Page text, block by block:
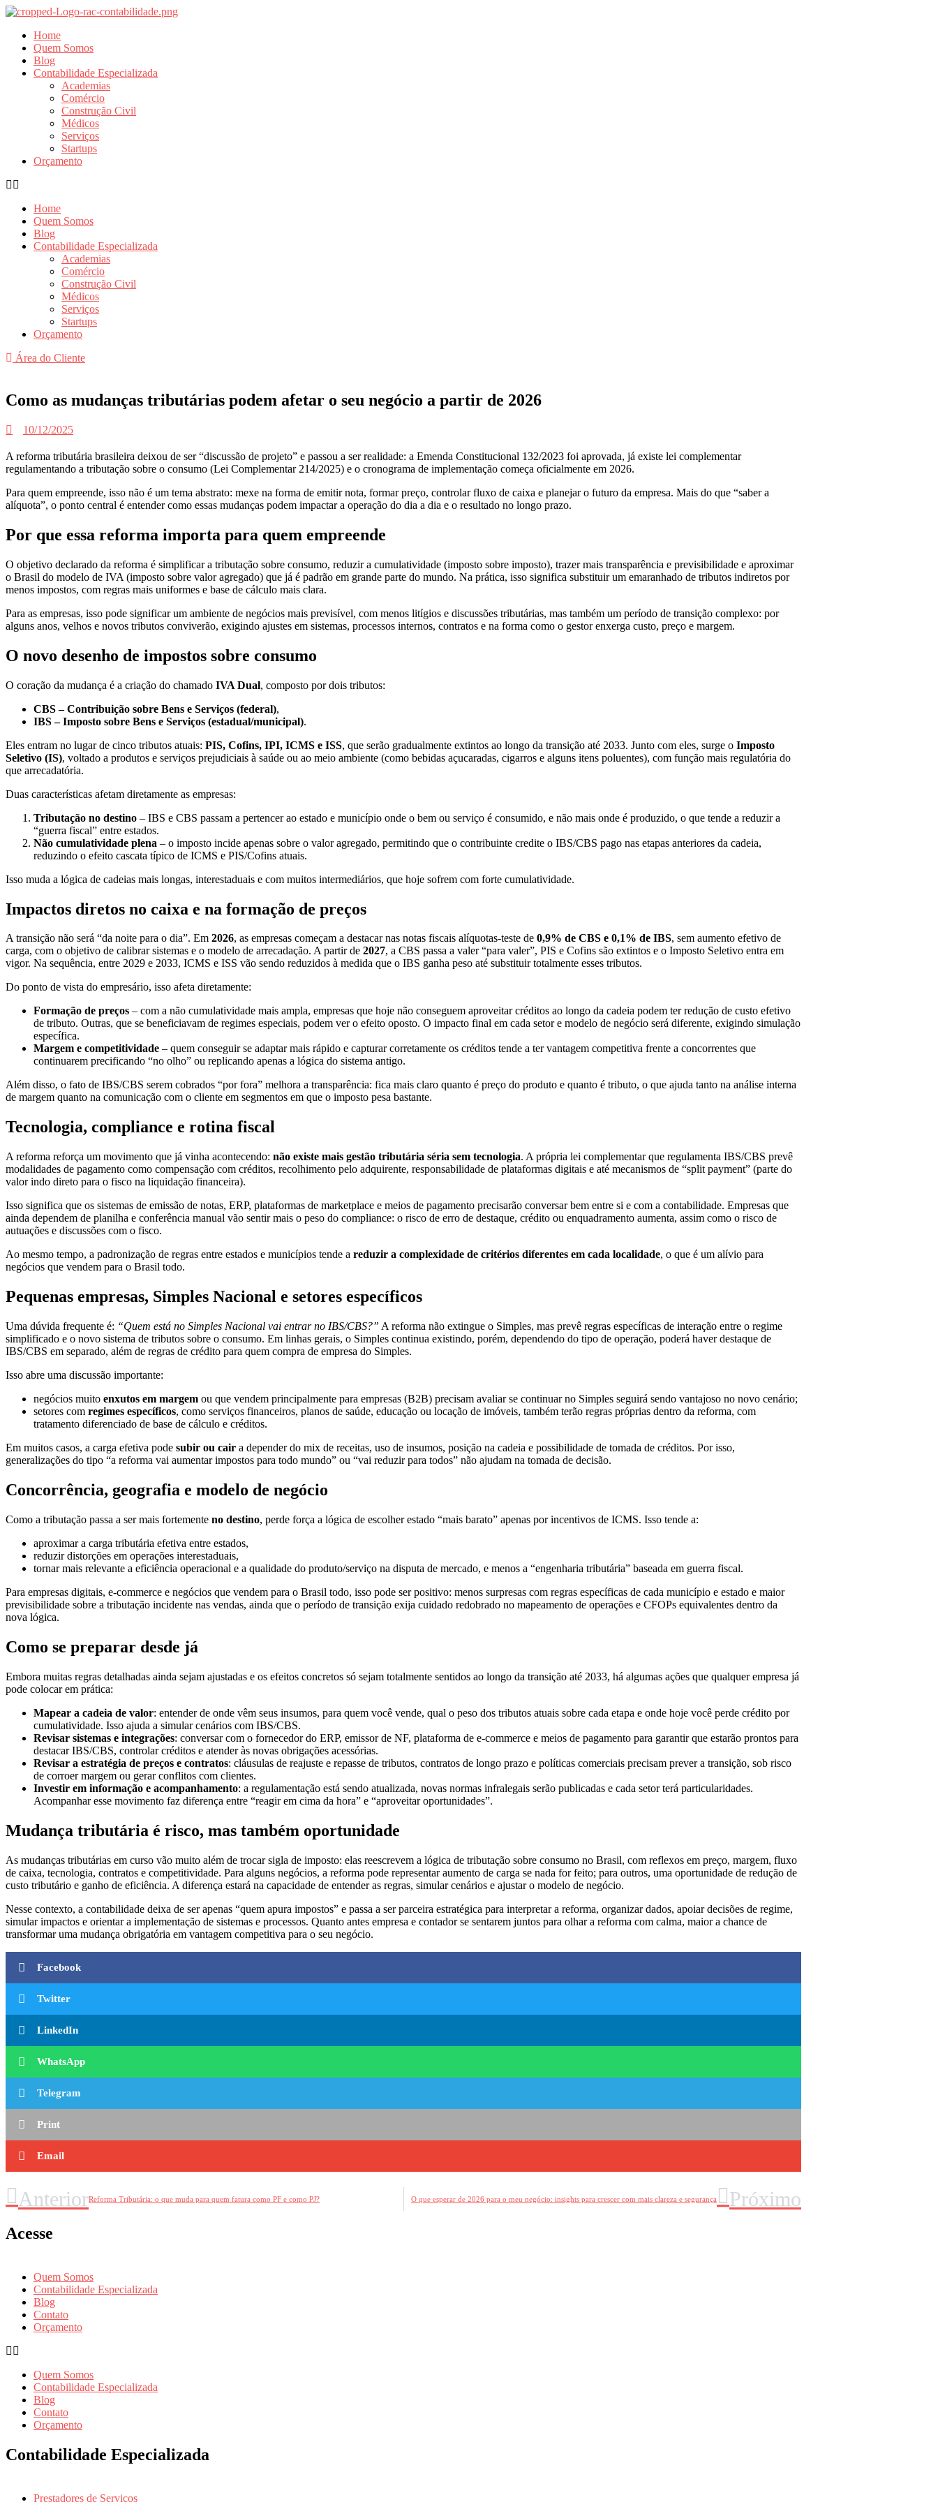
Ir
conteúdo
Home
Quem Somos
Blog
Contabilidade Especializada
Academias
Comércio
Construção Civil
Médicos
Serviços
Startups
Orçamento
Home
Quem Somos
Blog
Contabilidade Especializada
Academias
Comércio
Construção Civil
Médicos
Serviços
Startups
Orçamento
Área do Cliente
Como as mudanças tributárias podem afetar o seu negócio a partir de 2026
10/12/2025
A reforma tributária brasileira deixou de ser “discussão de projeto” e passou a ser realidade: a Emenda Constitucional 132/2023 foi aprovada, já existe lei complementar
regulamentando a tributação sobre o consumo (Lei Complementar 214/2025) e o cronograma de implementação começa oficialmente em 2026.
Para quem empreende, isso não é um tema abstrato: mexe na forma de emitir nota, formar preço, controlar fluxo de caixa e planejar o futuro da empresa. Mais do que “saber a
alíquota”, o ponto central é entender como essas mudanças podem impactar a operação do dia a dia e o resultado no longo prazo.
Por que essa reforma importa para quem empreende
O objetivo declarado da reforma é simplificar a tributação sobre consumo, reduzir a cumulatividade (imposto sobre imposto), trazer mais transparência e previsibilidade e aproximar
o Brasil do modelo de IVA (imposto sobre valor agregado) que já é padrão em grande parte do mundo. Na prática, isso significa substituir um emaranhado de tributos indiretos por
menos impostos, com regras mais uniformes e base de cálculo mais clara.
Para as empresas, isso pode significar um ambiente de negócios mais previsível, com menos litígios e discussões tributárias, mas também um período de transição complexo: por
alguns anos, velhos e novos tributos conviverão, exigindo ajustes em sistemas, processos internos, contratos e na forma como o gestor enxerga custo, preço e margem.
O novo desenho de impostos sobre consumo
O coração da mudança é a criação do chamado IVA Dual, composto por dois tributos:
CBS – Contribuição sobre Bens e Serviços (federal),
IBS – Imposto sobre Bens e Serviços (estadual/municipal).
Eles entram no lugar de cinco tributos atuais: PIS, Cofins, IPI, ICMS e ISS, que serão gradualmente extintos ao longo da transição até 2033. Junto com eles, surge o Imposto
Seletivo (IS), voltado a produtos e serviços prejudiciais à saúde ou ao meio ambiente (como bebidas açucaradas, cigarros e alguns itens poluentes), com função mais regulatória do
que arrecadatória.
Duas características afetam diretamente as empresas:
Tributação no destino – IBS e CBS passam a pertencer ao estado e município onde o bem ou serviço é consumido, e não mais onde é produzido, o que tende a reduzir a
“guerra fiscal” entre estados.
Não cumulatividade plena – o imposto incide apenas sobre o valor agregado, permitindo que o contribuinte credite o IBS/CBS pago nas etapas anteriores da cadeia,
reduzindo o efeito cascata típico de ICMS e PIS/Cofins atuais.
Isso muda a lógica de cadeias mais longas, interestaduais e com muitos intermediários, que hoje sofrem com forte cumulatividade.
Impactos diretos no caixa e na formação de preços
A transição não será “da noite para o dia”. Em 2026, as empresas começam a destacar nas notas fiscais alíquotas-teste de 0,9% de CBS e 0,1% de IBS, sem aumento efetivo de
carga, com o objetivo de calibrar sistemas e o modelo de arrecadação. A partir de 2027, a CBS passa a valer “para valer”, PIS e Cofins são extintos e o Imposto Seletivo entra em
vigor. Na sequência, entre 2029 e 2033, ICMS e ISS vão sendo reduzidos à medida que o IBS ganha peso até substituir totalmente esses tributos.
Do ponto de vista do empresário, isso afeta diretamente:
Formação de preços – com a não cumulatividade mais ampla, empresas que hoje não conseguem aproveitar créditos ao longo da cadeia podem ter redução de custo efetivo
de tributo. Outras, que se beneficiavam de regimes especiais, podem ver o efeito oposto. O impacto final em cada setor e modelo de negócio será diferente, exigindo simulação
específica.
Margem e competitividade – quem conseguir se adaptar mais rápido e capturar corretamente os créditos tende a ter vantagem competitiva frente a concorrentes que
continuarem precificando “no olho” ou replicando apenas a lógica do sistema antigo.
Além disso, o fato de IBS/CBS serem cobrados “por fora” melhora a transparência: fica mais claro quanto é preço do produto e quanto é tributo, o que ajuda tanto na análise interna
de margem quanto na comunicação com o cliente em segmentos em que o imposto pesa bastante.
Tecnologia, compliance e rotina fiscal
A reforma reforça um movimento que já vinha acontecendo: não existe mais gestão tributária séria sem tecnologia. A própria lei complementar que regulamenta IBS/CBS prevê
modalidades de pagamento como compensação com créditos, recolhimento pelo adquirente, responsabilidade de plataformas digitais e até mecanismos de “split payment” (parte do
valor indo direto para o fisco na liquidação financeira).
Isso significa que os sistemas de emissão de notas, ERP, plataformas de marketplace e meios de pagamento precisarão conversar bem entre si e com a contabilidade. Empresas que
ainda dependem de planilha e conferência manual vão sentir mais o peso do compliance: o risco de erro de destaque, crédito ou enquadramento aumenta, assim como o risco de
autuações e discussões com o fisco.
Ao mesmo tempo, a padronização de regras entre estados e municípios tende a reduzir a complexidade de critérios diferentes em cada localidade, o que é um alívio para
negócios que vendem para o Brasil todo.
Pequenas empresas, Simples Nacional e setores específicos
Uma dúvida frequente é: “Quem está no Simples Nacional vai entrar no IBS/CBS?” A reforma não extingue o Simples, mas prevê regras específicas de interação entre o regime
simplificado e o novo sistema de tributos sobre o consumo. Em linhas gerais, o Simples continua existindo, porém, dependendo do tipo de operação, poderá haver destaque de
IBS/CBS em separado, além de regras de crédito para quem compra de empresa do Simples.
Isso abre uma discussão importante:
negócios muito enxutos em margem ou que vendem principalmente para empresas (B2B) precisam avaliar se continuar no Simples seguirá sendo vantajoso no novo cenário;
setores com regimes específicos, como serviços financeiros, planos de saúde, educação ou locação de imóveis, também terão regras próprias dentro da reforma, com
tratamento diferenciado de base de cálculo e créditos.
Em muitos casos, a carga efetiva pode subir ou cair a depender do mix de receitas, uso de insumos, posição na cadeia e possibilidade de tomada de créditos. Por isso,
generalizações do tipo “a reforma vai aumentar impostos para todo mundo” ou “vai reduzir para todos” não ajudam na tomada de decisão.
Concorrência, geografia e modelo de negócio
Como a tributação passa a ser mais fortemente no destino, perde força a lógica de escolher estado “mais barato” apenas por incentivos de ICMS. Isso tende a:
aproximar a carga tributária efetiva entre estados,
reduzir distorções em operações interestaduais,
tornar mais relevante a eficiência operacional e a qualidade do produto/serviço na disputa de mercado, e menos a “engenharia tributária” baseada em guerra fiscal.
Para empresas digitais, e-commerce e negócios que vendem para o Brasil todo, isso pode ser positivo: menos surpresas com regras específicas de cada município e estado e maior
previsibilidade sobre a tributação incidente nas vendas, ainda que o período de transição exija cuidado redobrado no mapeamento de operações e CFOPs equivalentes dentro da
nova lógica.
Como se preparar desde já
Embora muitas regras detalhadas ainda sejam ajustadas e os efeitos concretos só sejam totalmente sentidos ao longo da transição até 2033, há algumas ações que qualquer empresa já
pode colocar em prática:
Mapear a cadeia de valor: entender de onde vêm seus insumos, para quem você vende, qual o peso dos tributos atuais sobre cada etapa e onde hoje você perde crédito por
cumulatividade. Isso ajuda a simular cenários com IBS/CBS.
Revisar sistemas e integrações: conversar com o fornecedor do ERP, emissor de NF, plataforma de e-commerce e meios de pagamento para garantir que estarão prontos para
destacar IBS/CBS, controlar créditos e atender às novas obrigações acessórias.
Revisar a estratégia de preços e contratos: cláusulas de reajuste e repasse de tributos, contratos de longo prazo e políticas comerciais precisam prever a transição, sob risco
de corroer margem ou gerar conflitos com clientes.
Investir em informação e acompanhamento: a regulamentação está sendo atualizada, novas normas infralegais serão publicadas e cada setor terá particularidades.
Acompanhar esse movimento faz diferença entre “reagir em cima da hora” e “aproveitar oportunidades”.
Mudança tributária é risco, mas também oportunidade
As mudanças tributárias em curso vão muito além de trocar sigla de imposto: elas reescrevem a lógica de tributação sobre consumo no Brasil, com reflexos em preço, margem, fluxo
de caixa, tecnologia, contratos e competitividade. Para alguns negócios, a reforma pode representar aumento de carga se nada for feito; para outros, uma oportunidade de redução de
custo tributário e ganho de eficiência. A diferença estará na capacidade de entender as regras, simular cenários e ajustar o modelo de negócio.
Nesse contexto, a contabilidade deixa de ser apenas “quem apura impostos” e passa a ser parceira estratégica para interpretar a reforma, organizar dados, apoiar decisões de regime,
simular impactos e orientar a implementação de sistemas e processos. Quanto antes empresa e contador se sentarem juntos para olhar a reforma com calma, maior a chance de
transformar uma mudança obrigatória em vantagem competitiva para o seu negócio.
Facebook
Twitter
LinkedIn
WhatsApp
Telegram
Print
Email
AnteriorReforma Tributária: o que muda para quem fatura como PF e como PJ? O que esperar de 2026 para o meu negócio: insights para crescer com mais clareza e segurança Próximo
Acesse
Quem Somos
Contabilidade Especializada
Blog
Contato
Orçamento
Quem Somos
Contabilidade Especializada
Blog
Contato
Orçamento
Contabilidade Especializada
Prestadores de Serviços